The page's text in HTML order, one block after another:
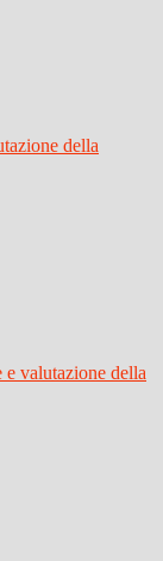
della
e valutazione della